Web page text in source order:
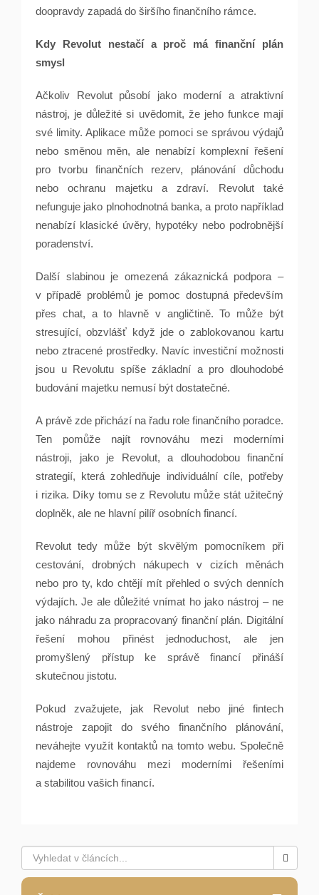
doopravdy zapadá do širšího finančního rámce.
Kdy Revolut nestačí a proč má finanční plán
smysl
Ačkoliv Revolut působí jako moderní a atraktivní
nástroj, je důležité si uvědomit, že jeho funkce mají
své limity. Aplikace může pomoci se správou výdajů
nebo směnou měn, ale nenabízí komplexní řešení
pro tvorbu finančních rezerv, plánování důchodu
nebo ochranu majetku a zdraví. Revolut také
nefunguje jako plnohodnotná banka, a proto například
nenabízí klasické úvěry, hypotéky nebo podrobnější
poradenství.
Další slabinou je omezená zákaznická podpora –
v případě problémů je pomoc dostupná především
přes chat, a to hlavně v angličtině. To může být
stresující, obzvlášť když jde o zablokovanou kartu
nebo ztracené prostředky. Navíc investiční možnosti
jsou u Revolutu spíše základní a pro dlouhodobé
budování majetku nemusí být dostatečné.
A právě zde přichází na řadu role finančního poradce.
Ten pomůže najít rovnováhu mezi moderními
nástroji, jako je Revolut, a dlouhodobou finanční
strategií, která zohledňuje individuální cíle, potřeby
i rizika. Díky tomu se z Revolutu může stát užitečný
doplněk, ale ne hlavní pilíř osobních financí.
Revolut tedy může být skvělým pomocníkem při
cestování, drobných nákupech v cizích měnách
nebo pro ty, kdo chtějí mít přehled o svých denních
výdajích. Je ale důležité vnímat ho jako nástroj – ne
jako náhradu za propracovaný finanční plán. Digitální
řešení mohou přinést jednoduchost, ale jen
promyšlený přístup ke správě financí přináší
skutečnou jistotu.
Pokud zvažujete, jak Revolut nebo jiné fintech
nástroje zapojit do svého finančního plánování,
neváhejte využít kontaktů na tomto webu. Společně
najdeme rovnováhu mezi moderními řešeními
a stabilitou vašich financí.